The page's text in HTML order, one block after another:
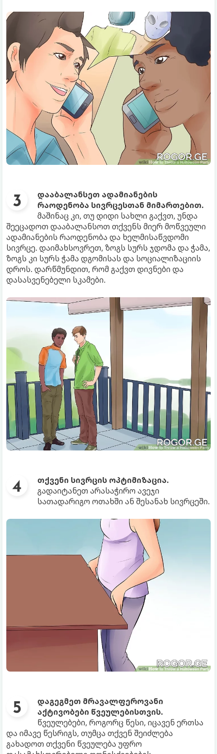
დააბალანსეთ ადამიანების
რაოდენობა სივრცესთან მიმართებით.
მაშინაც კი, თუ დიდი სახლი გაქვთ, უნდა
შეეცადოთ დააბალანსოთ თქვენს მიერ მოწვეული
ადამიანების რაოდენობა და ხელმისაწვდომი
სივრცე. დაიმახსოვრეთ, ზოგს სურს ჯდომა და ჭამა,
ზოგს კი სურს ჭამა დგომისას და სოციალიზაციის
დროს. დარწმუნდით, რომ გაქვთ დივნები და
დასასვენებელი სკამები.
თქვენი სივრცის ოპტიმიზაცია.
გადაიტანეთ არასაჭირო ავეჯი
სათადარიგო ოთახში ან შესანახ სივრცეში.
დაგეგმეთ მრავალფეროვანი
აქტივობები წვეულებისთვის.
წვეულებები, როგორც წესი, იცავენ ერთსა
და იმავე წესრიგს, თუმცა თქვენ შეიძლება
გახადოთ თქვენი წვეულება უფრო